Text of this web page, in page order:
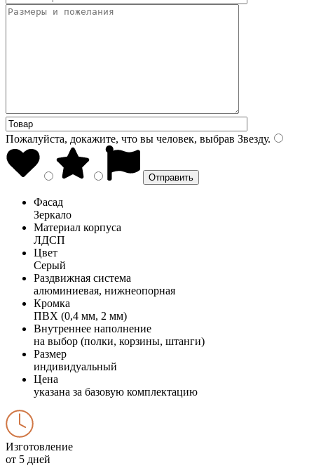
Пожалуйста, докажите, что вы человек, выбрав Звезду.
Фасад
Зеркало
Материал корпуса
ЛДСП
Цвет
Серый
Раздвижная система
алюминиевая, нижнеопорная
Кромка
ПВХ (0,4 мм, 2 мм)
Внутреннее наполнение
на выбор (полки, корзины, штанги)
Размер
индивидуальный
Цена
указана за базовую комплектацию
Изготовление
от 5 дней